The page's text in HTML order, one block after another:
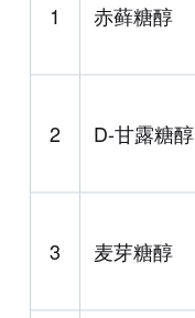
1 赤藓糖醇
2 D-甘露糖醇
3 麦芽糖醇